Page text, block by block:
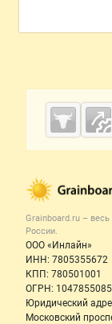
Cсылки
Важные
Grainboard.ru – весь
России.
ООО «Инлайн»
ИНН: 7805355672
КПП: 780501001
ОГРН:
Юридический
Московский